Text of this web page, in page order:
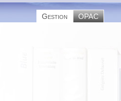
Gestion OPAC